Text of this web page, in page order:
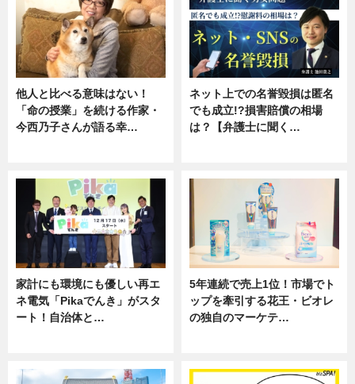
他人と比べる意味はない！
「命の授業」を続ける作家・
今西乃子さんが語る幸…
ネット上での名誉毀損は匿名
でも成立!?損害賠償の相場
は？【弁護士に聞く…
家計にも環境にも優しい再エ
ネ電気「Pikaでんき」がスタ
ート！自治体と…
5年連続で売上1位！市場でト
ップを牽引する花王・ビオレ
の独自のマーケテ…